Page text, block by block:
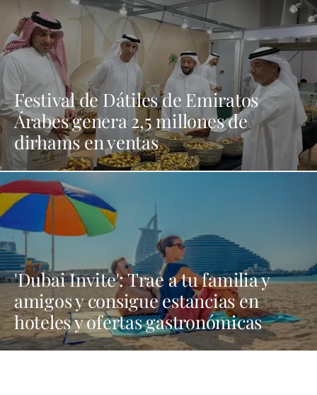
Festival de Dátiles de Emiratos
Árabes genera 2,5 millones de
dirhams en ventas
'Dubai Invite': Trae a tu familia y
amigos y consigue estancias en
hoteles y ofertas gastronómicas